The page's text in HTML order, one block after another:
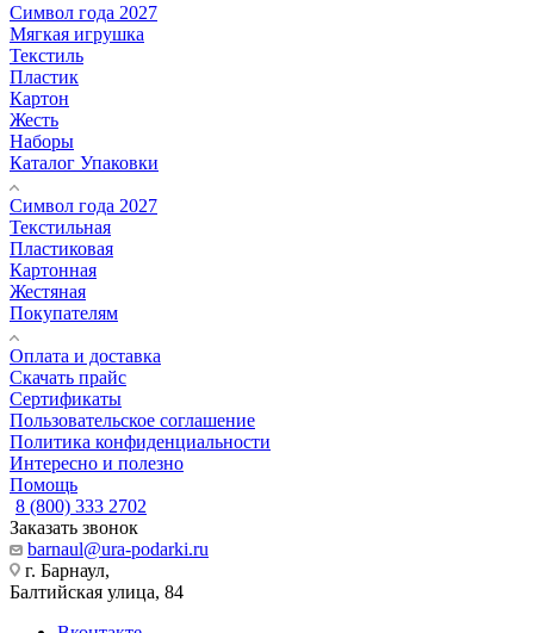
Символ года 2027
Мягкая игрушка
Текстиль
Пластик
Картон
Жесть
Наборы
Каталог Упаковки
Символ года 2027
Текстильная
Пластиковая
Картонная
Жестяная
Покупателям
Оплата и доставка
Скачать прайс
Сертификаты
Пользовательское соглашение
Политика конфиденциальности
Интересно и полезно
Помощь
8 (800) 333 2702
Заказать звонок
barnaul@ura-podarki.ru
г. Барнаул,
Балтийская улица, 84